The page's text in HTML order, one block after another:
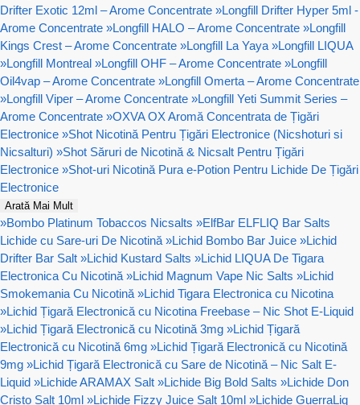
Drifter Exotic 12ml – Arome Concentrate »Longfill Drifter Hyper 5ml -
Arome Concentrate »Longfill HALO – Arome Concentrate »Longfill
Kings Crest – Arome Concentrate »Longfill La Yaya »Longfill LIQUA
»Longfill Montreal »Longfill OHF – Arome Concentrate »Longfill
Oil4vap – Arome Concentrate »Longfill Omerta – Arome Concentrate
»Longfill Viper – Arome Concentrate »Longfill Yeti Summit Series –
Arome Concentrate »OXVA OX Aromă Concentrata de Țigări
Electronice »Shot Nicotină Pentru Țigări Electronice (Nicshoturi si
Nicsalturi) »Shot Săruri de Nicotină & Nicsalt Pentru Țigări
Electronice »Shot-uri Nicotină Pura e-Potion Pentru Lichide De Țigări
Electronice
Arată Mai Mult
»Bombo Platinum Tobaccos Nicsalts »ElfBar ELFLIQ Bar Salts
Lichide cu Sare-uri De Nicotină »Lichid Bombo Bar Juice »Lichid
Drifter Bar Salt »Lichid Kustard Salts »Lichid LIQUA De Tigara
Electronica Cu Nicotină »Lichid Magnum Vape Nic Salts »Lichid
Smokemania Cu Nicotină »Lichid Tigara Electronica cu Nicotina
»Lichid Țigară Electronică cu Nicotina Freebase – Nic Shot E-Liquid
»Lichid Țigară Electronică cu Nicotină 3mg »Lichid Țigară
Electronică cu Nicotină 6mg »Lichid Țigară Electronică cu Nicotină
9mg »Lichid Țigară Electronică cu Sare de Nicotină – Nic Salt E-
Liquid »Lichide ARAMAX Salt »Lichide Big Bold Salts »Lichide Don
Cristo Salt 10ml »Lichide Fizzy Juice Salt 10ml »Lichide GuerraLiq